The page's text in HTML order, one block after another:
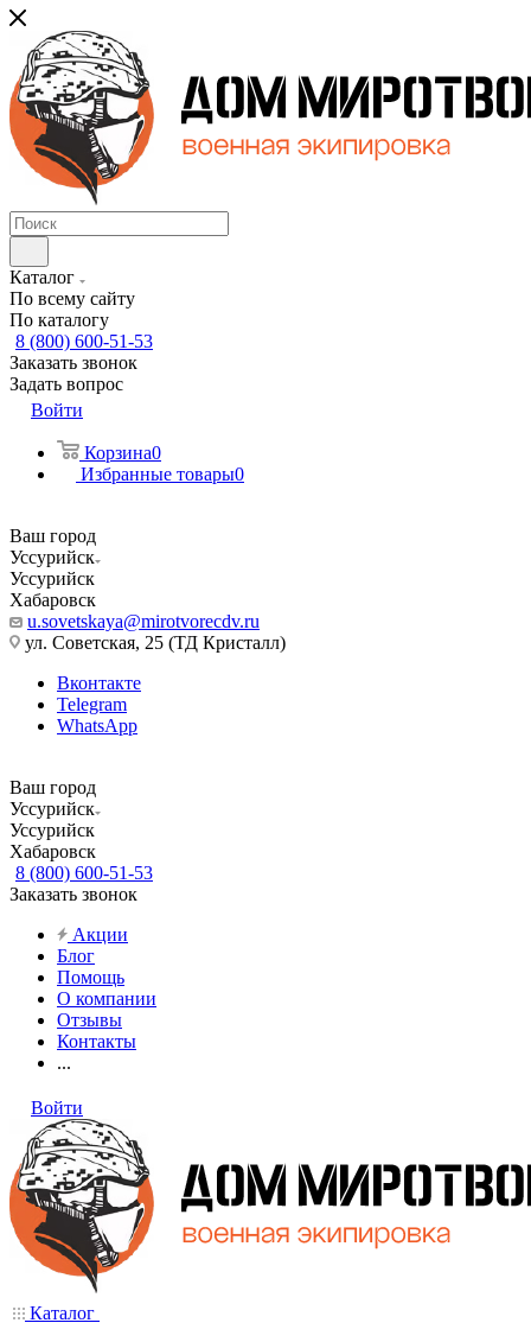
Каталог
По всему сайту
По каталогу
8 (800) 600-51-53
Заказать звонок
Задать вопрос
Войти
Корзина0
Избранные товары0
Ваш город
Уссурийск
Уссурийск
Хабаровск
u.sovetskaya@mirotvorecdv.ru
ул. Советская, 25 (ТД Кристалл)
Вконтакте
Telegram
WhatsApp
Ваш город
Уссурийск
Уссурийск
Хабаровск
8 (800) 600-51-53
Заказать звонок
Акции
Блог
Помощь
О компании
Отзывы
Контакты
...
Войти
Каталог